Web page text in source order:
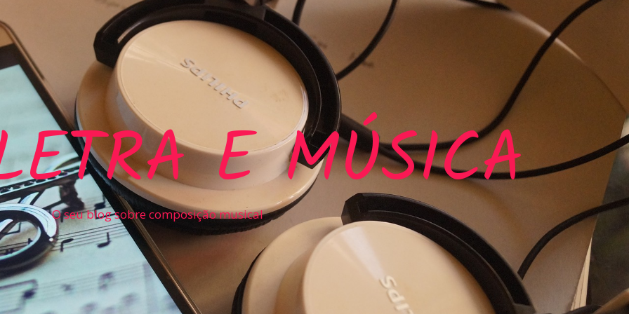
E MÚSICA
O seu blog sobre composição musical